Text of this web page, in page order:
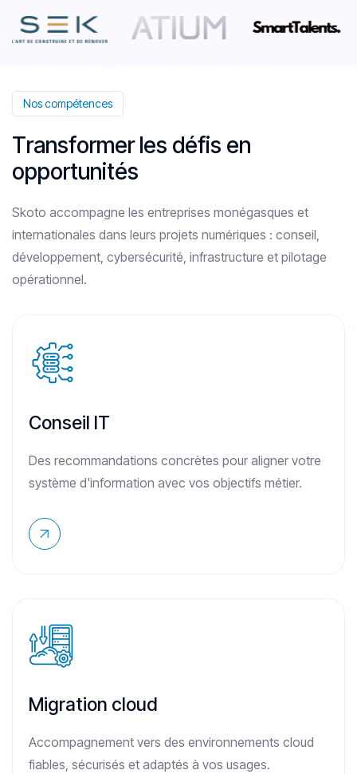
Nos compétences
Transformer les défis en
opportunités
Skoto accompagne les entreprises monégasques et
internationales dans leurs projets numériques : conseil,
développement, cybersécurité, infrastructure et pilotage
opérationnel.
Conseil IT
Des recommandations concrètes pour aligner votre
système d'information avec vos objectifs métier.
Migration cloud
Accompagnement vers des environnements cloud
fiables, sécurisés et adaptés à vos usages.